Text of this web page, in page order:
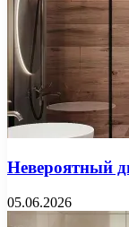
Невероятный
05.06.2026